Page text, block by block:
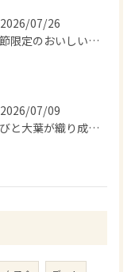
2026/07/26
季節限定のおいしい驚き！
2026/07/09
えびと大葉が織り成す至福のひととき。